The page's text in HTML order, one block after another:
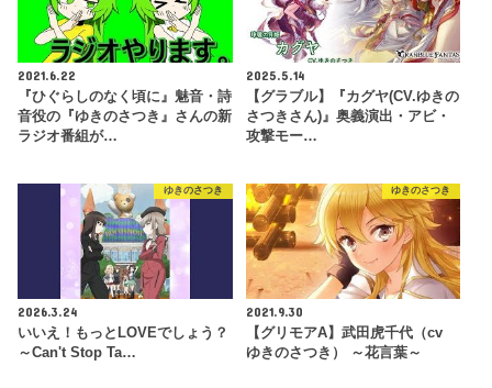
2021.6.22
『ひぐらしのなく頃に』魅音・詩
音役の『ゆきのさつき』さんの新
ラジオ番組が…
2025.5.14
【グラブル】『カグヤ(CV.ゆきの
さつきさん)』奥義演出・アビ・
攻撃モー…
ゆきのさつき
2026.3.24
いいえ！もっとLOVEでしょう？
～Can't Stop Ta…
ゆきのさつき
2021.9.30
【グリモアA】武田虎千代（cv
ゆきのさつき） ～花言葉～